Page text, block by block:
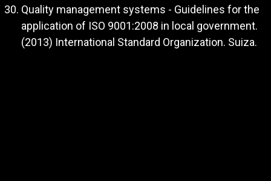
Quality management systems - Guidelines for the
application of ISO 9001:2008 in local government.
(2013) International Standard Organization. Suiza.